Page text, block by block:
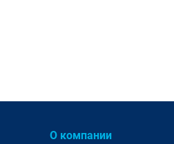
О компании